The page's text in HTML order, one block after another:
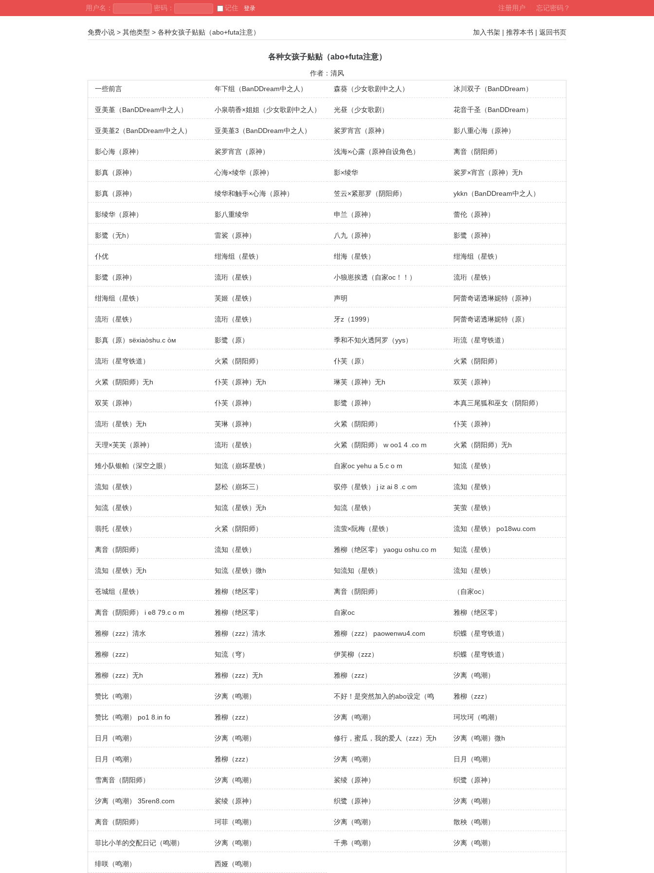
用户名： 密码： 记住 注册用户 忘记密码？
免费小说 > 其他类型 > 各种女孩子贴贴（abo+futa注意） 加入书架 | 推荐本书 | 返回书页
各种女孩子贴贴（abo+futa注意）
作者： 清风
一些前言
年下组（BanDDream中之人） 森葵（少女歌剧中之人） 冰川双子（BanDDream）
亚美堇（BanDDream中之人） 小泉萌香×姐姐（少女歌剧中之人） 光昼（少女歌剧） 花音千圣（BanDDream）
亚美堇2（BanDDream中之人） 亚美堇3（BanDDream中之人） 裟罗宵宫（原神） 影八重心海（原神）
影心海（原神） 裟罗宵宫（原神） 浅海×心露（原神自设角色） 离音（阴阳师）
影真（原神） 心海×绫华（原神） 影×绫华 裟罗×宵宫（原神）无h
影真（原神） 绫华和触手×心海（原神） 笠云×紧那罗（阴阳师） ykkn（BanDDream中之人）
影绫华（原神） 影八重绫华 申兰（原神） 蕾伦（原神）
影鹭（无h） 雷裟（原神） 八九（原神） 影鹭（原神）
仆优 绀海组（星铁） 绀海（星铁） 绀海组（星铁）
影鹭（原神） 流珩（星铁） 小狼崽挨透（自家oc！！） 流珩（星铁）
绀海组（星铁） 芙姬（星铁） 声明 阿蕾奇诺透琳妮特（原神）
流珩（星铁） 流珩（星铁） 牙z（1999） 阿蕾奇诺透琳妮特（原）
影真（原）sёxiaòshu.c òм 影鹭（原） 季和不知火透阿罗（yys） 珩流（星穹铁道）
流珩（星穹铁道） 火紧（阴阳师） 仆芙（原） 火紧（阴阳师）
火紧（阴阳师）无h 仆芙（原神）无h 琳芙（原神）无h 双芙（原神）
双芙（原神） 仆芙（原神） 影鹭（原神） 本真三尾狐和巫女（阴阳师）
流珩（星铁）无h 芙琳（原神） 火紧（阴阳师） 仆芙（原神）
天理×芙芙（原神） 流珩（星铁） 火紧（阴阳师） w oo1 4 .co m 火紧（阴阳师）无h
雉小队银帕（深空之眼） 知流（崩坏星铁） 自家oc yehu a 5.c o m 知流（星铁）
流知（星铁） 瑟松（崩坏三） 驭停（星铁） j iz ai 8 .c om 流知（星铁）
知流（星铁） 知流（星铁）无h 知流（星铁） 芙萤（星铁）
翡托（星铁） 火紧（阴阳师） 流萤×阮梅（星铁） 流知（星铁） po18wu.com
离音（阴阳师） 流知（星铁） 雅柳（绝区零） yaogu oshu.co m 知流（星铁）
流知（星铁）无h 知流（星铁）微h 知流知（星铁） 流知（星铁）
苍城组（星铁） 雅柳（绝区零） 离音（阴阳师） （自家oc）
离音（阴阳师） i e8 79.c o m 雅柳（绝区零） 自家oc 雅柳（绝区零）
雅柳（zzz）清水 雅柳（zzz）清水 雅柳（zzz） paowenwu4.com 织蝶（星穹铁道）
雅柳（zzz） 知流（穹） 伊芙柳（zzz） 织蝶（星穹铁道）
雅柳（zzz）无h 雅柳（zzz）无h 雅柳（zzz） 汐离（鸣潮）
赞比（鸣潮） 汐离（鸣潮） 不好！是突然加入的abo设定（鸣
潮）
雅柳（zzz）
赞比（鸣潮） po1 8.in fo 雅柳（zzz） 汐离（鸣潮） 珂坎珂（鸣潮）
日月（鸣潮） 汐离（鸣潮） 修行，蜜瓜，我的爱人（zzz）无h 汐离（鸣潮）微h
日月（鸣潮） 雅柳（zzz） 汐离（鸣潮） 日月（鸣潮）
雪离音（阴阳师） 汐离（鸣潮） 裟绫（原神） 织鹭（原神）
汐离（鸣潮） 35ren8.com 裟绫（原神） 织鹭（原神） 汐离（鸣潮）
离音（阴阳师） 珂菲（鸣潮） 汐离（鸣潮） 散秧（鸣潮）
菲比小羊的交配日记（鸣潮） 汐离（鸣潮） 千弗（鸣潮） 汐离（鸣潮）
绯咲（鸣潮） 西娅（鸣潮）